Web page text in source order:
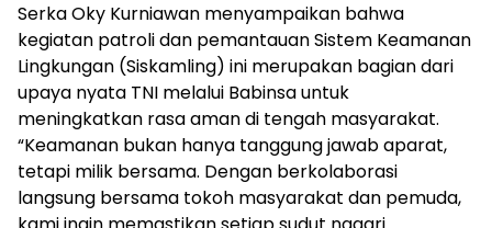
Serka Oky Kurniawan menyampaikan bahwa
kegiatan patroli dan pemantauan Sistem Keamanan
Lingkungan (Siskamling) ini merupakan bagian dari
upaya nyata TNI melalui Babinsa untuk
meningkatkan rasa aman di tengah masyarakat.
“Keamanan bukan hanya tanggung jawab aparat,
tetapi milik bersama. Dengan berkolaborasi
langsung bersama tokoh masyarakat dan pemuda,